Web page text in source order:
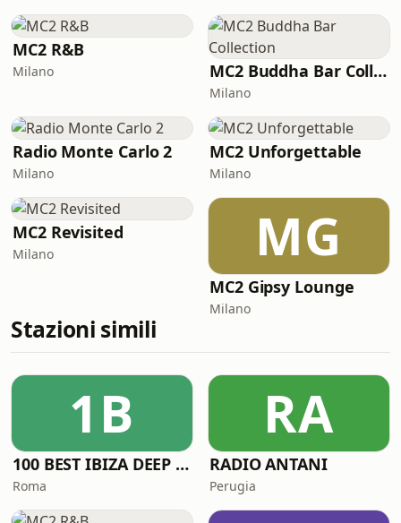
MC2 R&B
Milano MC2 Buddha Bar Collection
Milano
Radio Monte Carlo 2
Milano
MC2 Unforgettable
Milano
MC2 Revisited
Milano MG
MC2 Gipsy Lounge
Milano
Stazioni simili
1B
100 BEST IBIZA DEEP HOUSE
Roma
RA
RADIO ANTANI
Perugia